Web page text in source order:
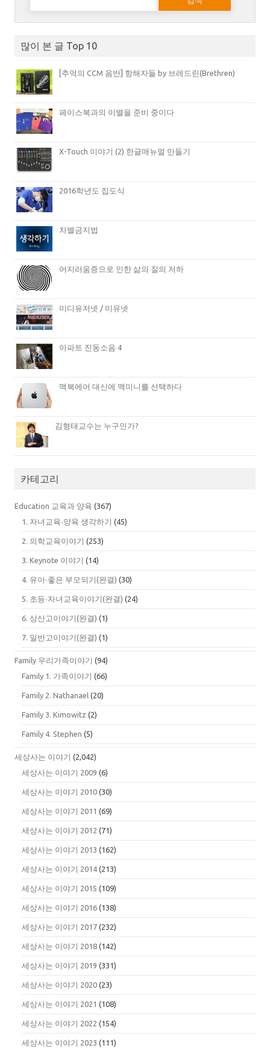
많이 본 글 Top 10
[추억의 CCM 음반] 항해자들 by 브레드린(Brethren)
페이스북과의 이별을 준비 중이다
X-Touch 이야기 (2) 한글매뉴얼 만들기
2016학년도 집도식
차별금지법
어지러움증으로 인한 삶의 질의 저하
미디유저넷 / 미유넷
아파트 진동소음 4
맥북에어 대신에 맥미니를 선택하다
김형태교수는 누구인가?
카테고리
Education 교육과 양육 (367)
1. 자녀교육∙양육 생각하기 (45)
2. 의학교육이야기 (253)
3. Keynote 이야기 (14)
4. 유아∙좋은 부모되기(완결) (30)
5. 초등∙자녀교육이야기(완결) (24)
6. 상산고이야기(완결) (1)
7. 일반고이야기(완결) (1)
Family 우리가족이야기 (94)
Family 1. 가족이야기 (66)
Family 2. Nathanael (20)
Family 3. Kimowitz (2)
Family 4. Stephen (5)
세상사는 이야기 (2,042)
세상사는 이야기 2009 (6)
세상사는 이야기 2010 (30)
세상사는 이야기 2011 (69)
세상사는 이야기 2012 (71)
세상사는 이야기 2013 (162)
세상사는 이야기 2014 (213)
세상사는 이야기 2015 (109)
세상사는 이야기 2016 (138)
세상사는 이야기 2017 (232)
세상사는 이야기 2018 (142)
세상사는 이야기 2019 (331)
세상사는 이야기 2020 (23)
세상사는 이야기 2021 (108)
세상사는 이야기 2022 (154)
세상사는 이야기 2023 (111)